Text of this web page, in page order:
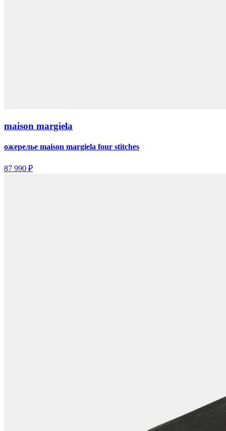
maison margiela
ожерелье maison margiela four stitches
87 990 ₽